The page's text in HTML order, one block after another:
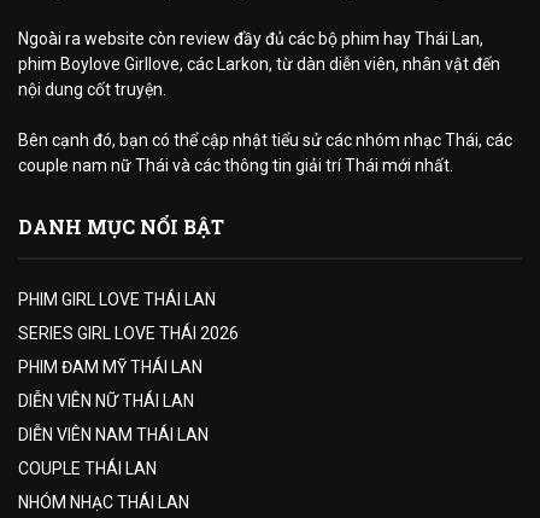
Ngoài ra website còn review đầy đủ các bộ phim hay Thái Lan,
phim Boylove Girllove, các Larkon, từ dàn diễn viên, nhân vật đến
nội dung cốt truyện.
Bên cạnh đó, bạn có thể cập nhật tiểu sử các nhóm nhạc Thái, các
couple nam nữ Thái và các thông tin giải trí Thái mới nhất.
DANH MỤC NỔI BẬT
PHIM GIRL LOVE THÁI LAN
SERIES GIRL LOVE THÁI 2026
PHIM ĐAM MỸ THÁI LAN
DIỄN VIÊN NỮ THÁI LAN
DIỄN VIÊN NAM THÁI LAN
COUPLE THÁI LAN
NHÓM NHẠC THÁI LAN